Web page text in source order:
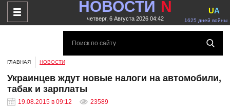
НОВОСТИ N
четверг, 6 Августа 2026 04:42 1625 дней войны
UA
ГЛАВНАЯ НОВОСТИ
Украинцев ждут новые налоги на автомобили,
табак и зарплаты
19.08.2015 в 09:12 23589